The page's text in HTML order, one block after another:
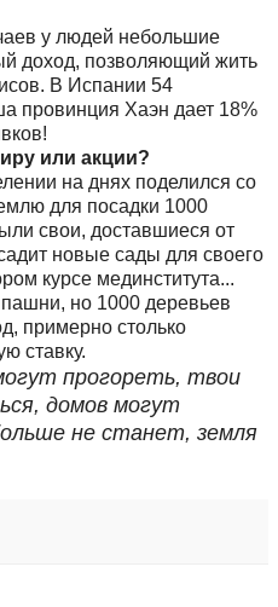
у людей небольшие
доход, позволяющий жить
В Испании 54
провинция Хаэн дает 18%
или акции?
на днях поделился со
для посадки 1000
свои, доставшиеся от
новые сады для своего
курсе мединститута...
но 1000 деревьев
примерно столько
ставку.
прогореть, твои
домов могут
не станет, земля